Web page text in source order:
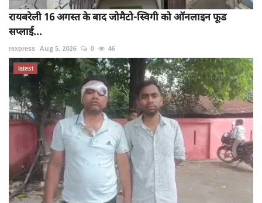
रायबरेली 16 अगस्त के बाद जोमैटो-स्विगी को ऑनलाइन फूड
सप्लाई...
rexpress Aug 5, 2026 0 46
latest